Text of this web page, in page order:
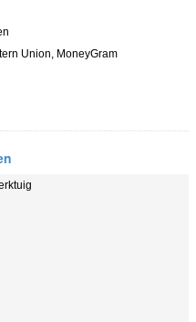
Union, MoneyGram